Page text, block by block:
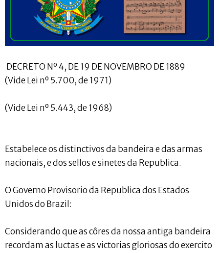
DECRETO Nº 4, DE 19 DE NOVEMBRO DE 1889
(Vide Lei nº 5.700, de 1971)
(Vide Lei nº 5.443, de 1968)
Estabelece os distinctivos da bandeira e das armas
nacionais, e dos sellos e sinetes da Republica.
O Governo Provisorio da Republica dos Estados
Unidos do Brazil:
Considerando que as côres da nossa antiga bandeira
recordam as luctas e as victorias gloriosas do exercito